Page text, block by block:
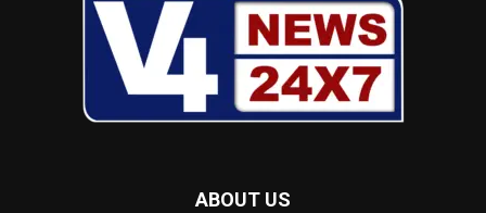
ABOUT US